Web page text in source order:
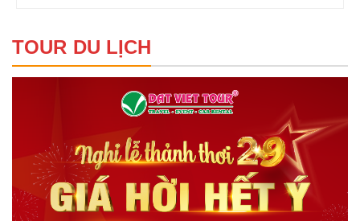
TOUR DU LỊCH